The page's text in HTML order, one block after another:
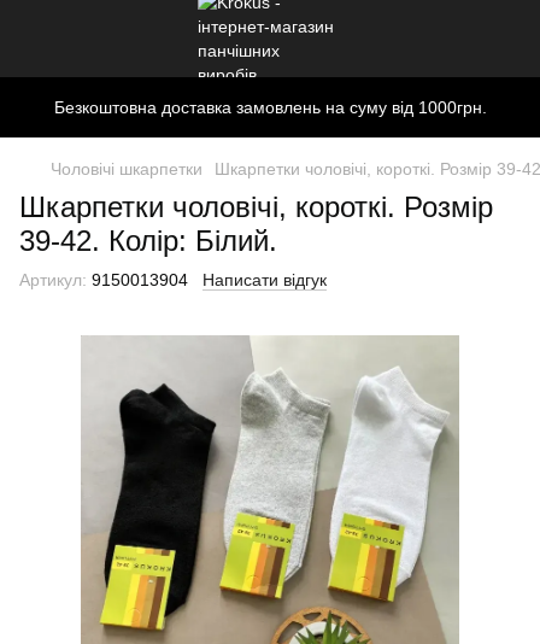
Безкоштовна доставка замовлень на суму від 1000грн.
Чоловічі шкарпетки Шкарпетки чоловічі, короткі. Розмір 39-
Шкарпетки чоловічі, короткі. Розмір
39-42. Колір: Білий.
Артикул: 9150013904 Написати відгук